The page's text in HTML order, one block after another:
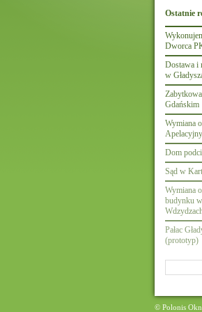
Ostatnie
Dworca
Dostawa i
w
Gdańskim
Wymiana
Dom
Sąd w
Wymiana
budynku
Pałac
(prototyp)
© Polonis